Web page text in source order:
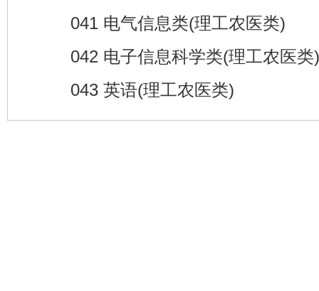
041 电气信息类(理工农医类)
042 电子信息科学类(理工农医类)
043 英语(理工农医类)